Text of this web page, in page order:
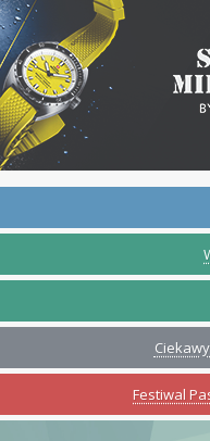
Festiwal